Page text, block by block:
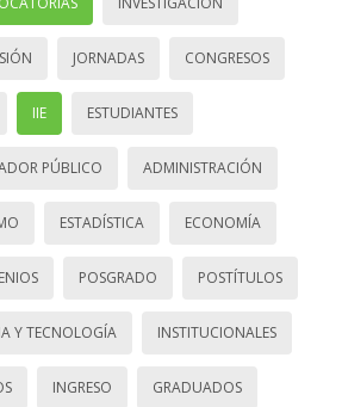
JORNADAS CONGRESOS
IIE ESTUDIANTES
PÚBLICO ADMINISTRACIÓN
ESTADÍSTICA ECONOMÍA
POSGRADO POSTÍTULOS
Y TECNOLOGÍA INSTITUCIONALES
INGRESO GRADUADOS